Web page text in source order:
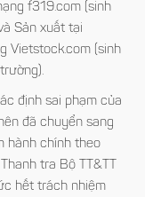
f319.com (sinh
Sản xuất tại
Vietstock.com (sinh
định sai phạm của
đã chuyển sang
hành chính theo
tra Bộ TT&TT
hết trách nhiệm